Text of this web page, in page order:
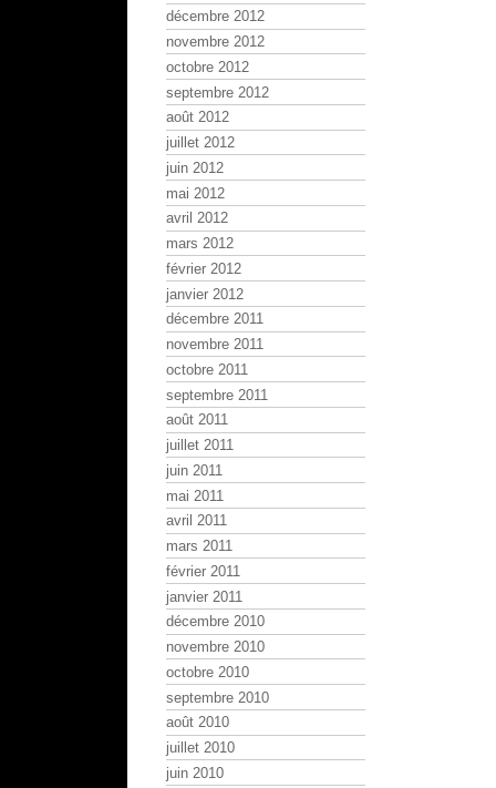
décembre 2012
novembre 2012
octobre 2012
septembre 2012
août 2012
juillet 2012
juin 2012
mai 2012
avril 2012
mars 2012
février 2012
janvier 2012
décembre 2011
novembre 2011
octobre 2011
septembre 2011
août 2011
juillet 2011
juin 2011
mai 2011
avril 2011
mars 2011
février 2011
janvier 2011
décembre 2010
novembre 2010
octobre 2010
septembre 2010
août 2010
juillet 2010
juin 2010